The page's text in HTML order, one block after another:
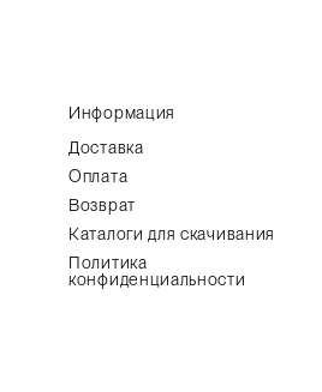
Информация
Доставка
Оплата
Возврат
Каталоги для скачивания
Политика
конфиденциальности